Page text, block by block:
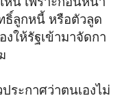
ธิ์ลูกหนี้ หรือตัวลูด
งให้รัฐเข้ามาจัดกา
ระกาศว่าตนเองไม่